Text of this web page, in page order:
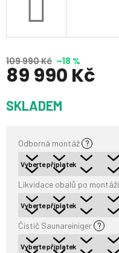
109 990 Kč –18 %
89 990 Kč
cena:
SKLADEM
Odborná montáž ?
Likvidace obalů po montáži
Čistič Saunareiniger ?